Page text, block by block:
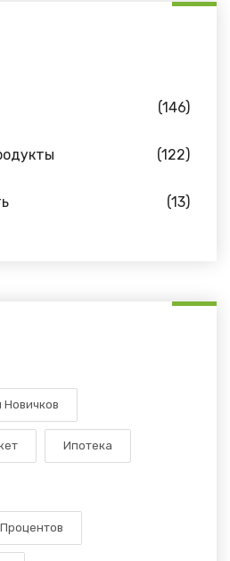
(146)
(122)
(13)
Новичков
Ипотека